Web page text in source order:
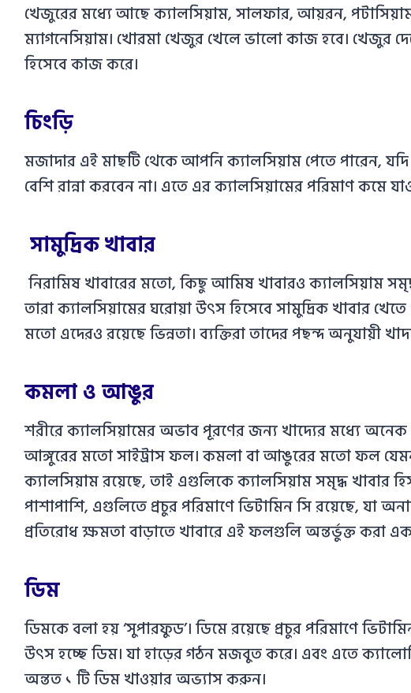
খেজুরের মধ্যে আছে ক্যালসিয়াম, সালফার, আয়রন,
ম্যাগনেসিয়াম। খোরমা খেজুর খেলে ভালো কাজ হবে। খেজুর
হিসেবে কাজ করে।
চিংড়ি
মজাদার এই মাছটি থেকে আপনি ক্যালসিয়াম পেতে পারেন,
বেশি রান্না করবেন না। এতে এর ক্যালসিয়ামের পরিমাণ কমে
সামুদ্রিক খাবার
নিরামিষ খাবারের মতো, কিছু আমিষ খাবারও ক্যালসিয়াম
তারা ক্যালসিয়ামের ঘরোয়া উৎস হিসেবে সামুদ্রিক খাবার
মতো এদেরও রয়েছে ভিন্নতা। ব্যক্তিরা তাদের পছন্দ অনুযায়ী
কমলা ও আঙুর
শরীরে ক্যালসিয়ামের অভাব পূরণের জন্য খাদ্যের মধ্যে
আঙ্গুরের মতো সাইট্রাস ফল। কমলা বা আঙুরের মতো ফল যেমন
ক্যালসিয়াম রয়েছে, তাই এগুলিকে ক্যালসিয়াম সমৃদ্ধ খাবার
পাশাপাশি, এগুলিতে প্রচুর পরিমাণে ভিটামিন সি রয়েছে, যা
প্রতিরোধ ক্ষমতা বাড়াতে খাবারে এই ফলগুলি অন্তর্ভুক্ত করা
ডিম
ডিমকে বলা হয় ‘সুপারফুড’। ডিমে রয়েছে প্রচুর পরিমাণে
উৎস হচ্ছে ডিম। যা হাড়ের গঠন মজবুত করে। এবং এতে
অন্তত ১ টি ডিম খাওয়ার অভ্যাস করুন।